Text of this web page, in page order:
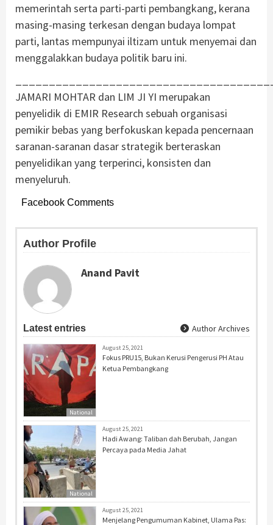
memerintah serta parti-parti pembangkang, kerana
masing-masing terkesan dengan budaya lompat
parti, lantas mempunyai iltizam untuk menyemai dan
menggalakkan budaya politik baru ini.
JAMARI MOHTAR dan LIM JI YI merupakan
penyelidik di EMIR Research sebuah organisasi
pemikir bebas yang berfokuskan kepada pencernaan
saranan-saranan dasar strategik berteraskan
penyelidikan yang terperinci, konsisten dan
menyeluruh.
Facebook Comments
Author Profile
Anand Pavit
Latest entries Author Archives
National
August 25, 2021
Fokus PRU15, Bukan Kerusi Pengerusi PH Atau
Ketua Pembangkang
National
August 25, 2021
Hadi Awang: Taliban dah Berubah, Jangan
Percaya pada Media Jahat
August 25, 2021
Menjelang Pengumuman Kabinet, Ulama Pas: